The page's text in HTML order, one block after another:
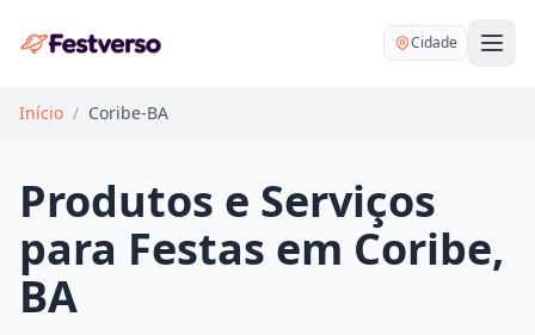
Cidade
Balões delivery
Início / Coribe-BA
Produtos e Serviços
para Festas em Coribe,
BA